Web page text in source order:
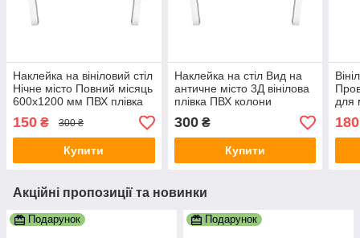
Наклейка на вініловий стіл
Нічне місто Повний місяць
600х1200 мм ПВХ плівка
для меблів інтер'єрна 3D
150 ₴ 300 ₴
Купити
Наклейка на стіл Вид на
античне місто 3Д вінілова
плівка ПВХ колони
Архітектура Бежевий
600х1200 мм
300₴
Купити
для
180
Акційні пропозиції та новинки
Подарунок Подарунок